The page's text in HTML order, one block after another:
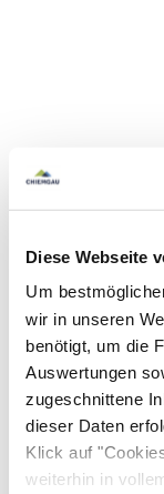
Diese Webseite
Um
wir in unseren
benötigt, um die
Auswertungen
zugeschnittene
dieser Daten
Klick auf
weiterhin in